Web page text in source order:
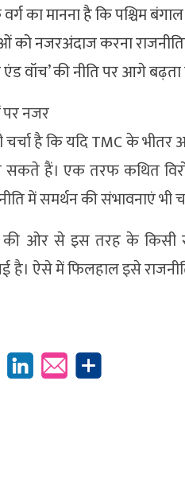
वर्ग का मानना है कि पश्चिम
को नजरअंदाज करना
वॉच’ की नीति पर आगे बढ़ता
नजर
है कि यदि TMC के
हैं। एक तरफ कथित
में समर्थन की संभावनाएं भी
की ओर से इस तरह के
है। ऐसे में फिलहाल इसे